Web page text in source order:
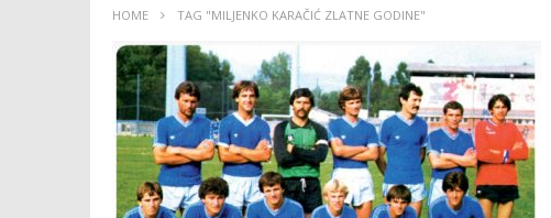
HOME TAG "MILJENKO KARAČIĆ ZLATNE GODINE"